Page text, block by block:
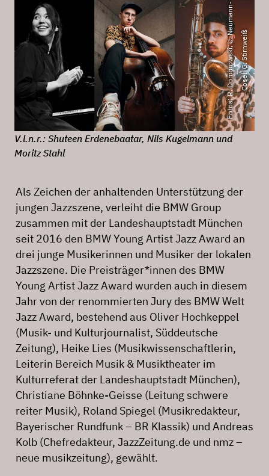
F
o
t
o
s
:
R
.
D
o
m
b
r
o
w
s
k
i
,
U
.N
e
u
m
a
n
n
-
C
o
s
e
l
,
G
.
S
t
i
r
n
w
e
iß
V.l.n.r.: Shuteen Erdenebaatar, Nils Kugelmann und
Moritz Stahl
Als Zeichen der anhaltenden Unterstützung der
jungen Jazzszene, verleiht die BMW Group
zusammen mit der Landeshauptstadt München
seit 2016 den BMW Young Artist Jazz Award an
drei junge Musikerinnen und Musiker der lokalen
Jazzszene. Die Preisträger*innen des BMW
Young Artist Jazz Award wurden auch in diesem
Jahr von der renommierten Jury des BMW Welt
Jazz Award, bestehend aus Oliver Hochkeppel
(Musik- und Kulturjournalist, Süddeutsche
Zeitung), Heike Lies (Musikwissenschaftlerin,
Leiterin Bereich Musik & Musiktheater im
Kulturreferat der Landeshauptstadt München),
Christiane Böhnke-Geisse (Leitung schwere
reiter Musik), Roland Spiegel (Musikredakteur,
Bayerischer Rundfunk – BR Klassik) und Andreas
Kolb (Chefredakteur, JazzZeitung.de und nmz –
neue musikzeitung), gewählt.